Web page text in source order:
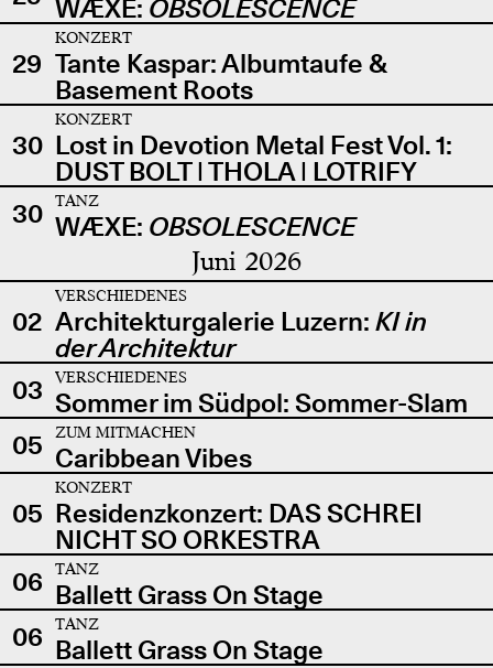
WÆXE: OBSOLESCENCE
29
KONZERT
Tante Kaspar: Albumtaufe &
Basement Roots
30
KONZERT
Lost in Devotion Metal Fest Vol. 1:
DUST BOLT | THOLA | LOTRIFY
30
TANZ
WÆXE: OBSOLESCENCE
Juni 2026
02
VERSCHIEDENES
Architekturgalerie Luzern: KI in
der Architektur
03
VERSCHIEDENES
Sommer im Südpol: Sommer-Slam
05
ZUM MITMACHEN
Caribbean Vibes
05
KONZERT
Residenzkonzert: DAS SCHREI
NICHT SO ORKESTRA
06
TANZ
Ballett Grass On Stage
06
TANZ
Ballett Grass On Stage